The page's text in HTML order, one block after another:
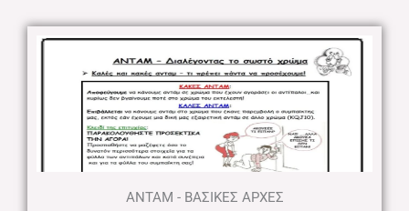
ΑΝΤΑΜ - ΒΑΣΙΚΕΣ ΑΡΧΕΣ